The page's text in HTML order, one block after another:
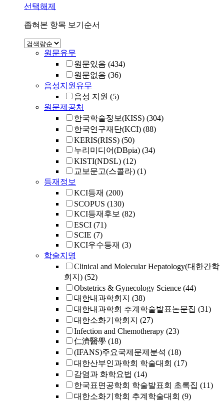
선택해제
좁혀본 항목 보기순서
원문유무
원문있음 (434)
원문없음 (36)
음성지원유무
음성 지원 (5)
원문제공처
한국학술정보(KISS) (304)
한국연구재단(KCI) (88)
KERIS(RISS) (50)
누리미디어(DBpia) (34)
KISTI(NDSL) (12)
교보문고(스콜라) (1)
등재정보
KCI등재 (200)
SCOPUS (130)
KCI등재후보 (82)
ESCI (71)
SCIE (7)
KCI우수등재 (3)
학술지명
Clinical and Molecular Hepatology(대한간학
회지) (52)
Obstetrics & Gynecology Science (44)
대한내과학회지 (38)
대한내과학회 추계학술발표논문집 (31)
대한소화기학회지 (27)
Infection and Chemotherapy (23)
仁濟醫學 (18)
(IFANS)주요국제문제분석 (18)
대한산부인과학회 학술대회 (17)
감염과 화학요법 (14)
한국표면공학회 학술발표회 초록집 (11)
대한소화기학회 추계학술대회 (9)